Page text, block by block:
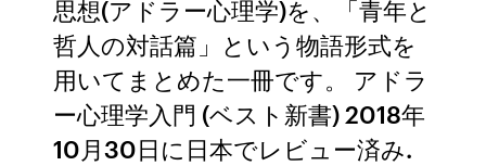
思想(アドラー心理学)を、「青年と
哲人の対話篇」という物語形式を
用いてまとめた一冊です。 アドラ
ー心理学入門 (ベスト新書) 2018年
10月30日に日本でレビュー済み.